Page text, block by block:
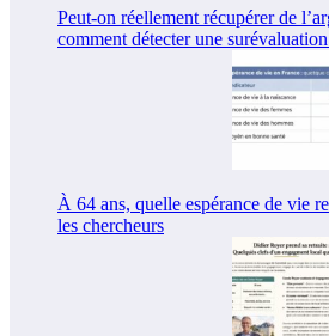
Peut-on réellement récupérer de
comment détecter une
À 64 ans, quelle espérance de vie
les chercheurs